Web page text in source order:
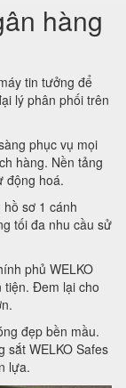
hàng
tin tưởng để
lý phân phối trên
phục vụ mọi
hàng. Nền tảng
động hoá.
sơ 1 cánh
tối đa nhu cầu sử
phủ WELKO
tiện. Đem lại cho
đẹp bền mầu.
sắt WELKO Safes
lựa.